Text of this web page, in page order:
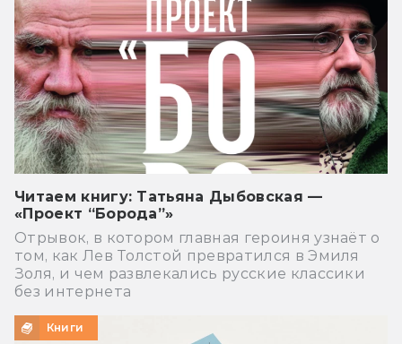
Читаем книгу: Татьяна Дыбовская —
«Проект “Борода”»
Отрывок, в котором главная героиня узнаёт о
том, как Лев Толстой превратился в Эмиля
Золя, и чем развлекались русские классики
без интернета
Книги